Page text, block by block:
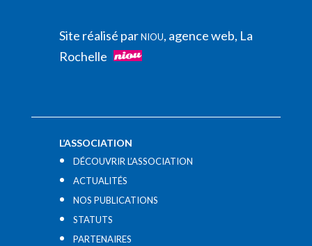
Site réalisé parNIOU, agence web, La
Rochelle
L’ASSOCIATION
DÉCOUVRIR L’ASSOCIATION
ACTUALITÉS
NOS PUBLICATIONS
STATUTS
PARTENAIRES